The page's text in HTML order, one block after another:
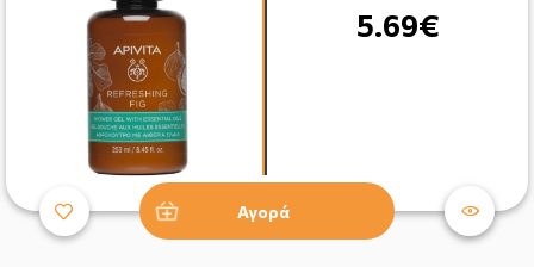
5.69€
Αγορά